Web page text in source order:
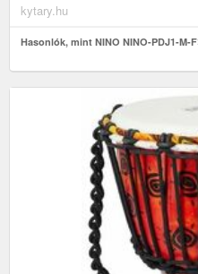
kytary.hu
Hasonlók, mint NINO NINO-PDJ1-M-F